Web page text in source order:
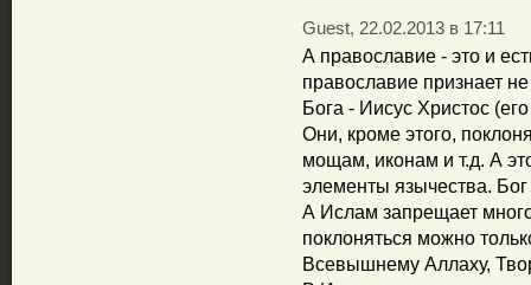
Guest, 22.02.2013 в 17:11
А православие - это и
православие признает
Бога - Иисус Христос
Они, кроме этого,
мощам, иконам и т.д. А
элементы язычества.
А Ислам запрещает
поклоняться можно
Всевышнему Аллаху,